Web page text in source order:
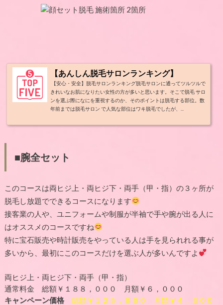
【あんしん脱毛サロンランキング】
【安心・安全】脱毛サロンランキング脱毛サロンに通ってツルツルで
きれいなお肌になりたい女性の方が多いと思います。そこで脱毛 サロ
ンを選ぶ際になにを重視するのか、そのポイントは脱毛する部位。数
年前までは脱毛サロン で人気な部位はワキ脱毛でしたが、...
■腕全セット
このコースは両ヒジ上・両ヒジ下・両手（甲・指）の３ヶ所が
脱毛し放題でできるコースになります
接客業の人や、ユニフォームや制服が半袖で手や腕が出る人に
はオススメのコースですね
特に宝石販売や時計販売をやっている人は手を見られれる事が
多いから、最初にこのコースだけを選ぶ人が多いんですよ
両ヒジ上・両ヒジ下・両手（甲・指）
通常料金 総額￥１８８，０００ 月額￥６，０００
キャンペーン価格
総額￥１２５，９６０ 月額￥４，３００